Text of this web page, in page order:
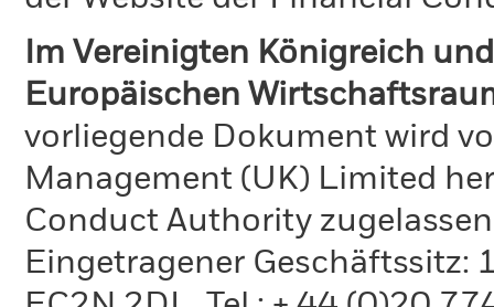
Im Vereinigten Königreich
Europäischen
vorliegende Dokument wird
Management (UK) Limited
Conduct Authority
Eingetragener Geschäftssitz: